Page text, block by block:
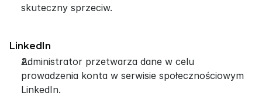
skuteczny sprzeciw.
LinkedIn
Administrator przetwarza dane w celu
prowadzenia konta w serwisie społecznościowym
LinkedIn.